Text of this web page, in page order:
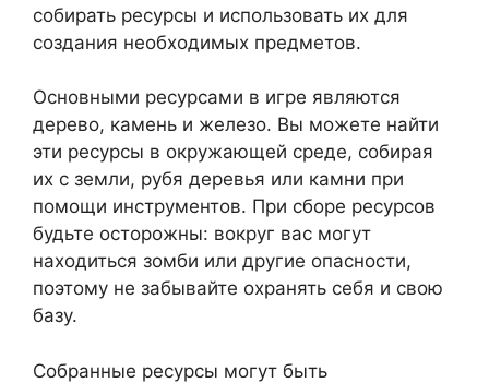
собирать ресурсы и использовать их для
создания необходимых предметов.
Основными ресурсами в игре являются
дерево, камень и железо. Вы можете найти
эти ресурсы в окружающей среде, собирая
их с земли, рубя деревья или камни при
помощи инструментов. При сборе ресурсов
будьте осторожны: вокруг вас могут
находиться зомби или другие опасности,
поэтому не забывайте охранять себя и свою
базу.
Собранные ресурсы могут быть